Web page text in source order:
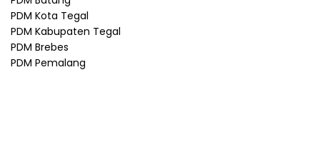
PDM Kota Tegal
PDM Kabupaten Tegal
PDM Brebes
PDM Pemalang